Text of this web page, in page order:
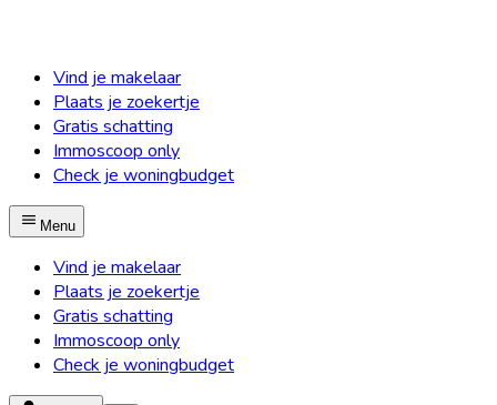
Vind je makelaar
Plaats je zoekertje
Gratis schatting
Immoscoop only
Check je woningbudget
Menu
Vind je makelaar
Plaats je zoekertje
Gratis schatting
Immoscoop only
Check je woningbudget